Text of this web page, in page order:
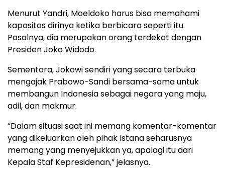
Menurut Yandri, Moeldoko harus bisa memahami
kapasitas dirinya ketika berbicara seperti itu.
Pasalnya, dia merupakan orang terdekat dengan
Presiden Joko Widodo.
Sementara, Jokowi sendiri yang secara terbuka
mengajak Prabowo-Sandi bersama-sama untuk
membangun Indonesia sebagai negara yang maju,
adil, dan makmur.
“Dalam situasi saat ini memang komentar-komentar
yang dikeluarkan oleh pihak Istana seharusnya
memang yang menyejukkan ya, apalagi itu dari
Kepala Staf Kepresidenan,” jelasnya.